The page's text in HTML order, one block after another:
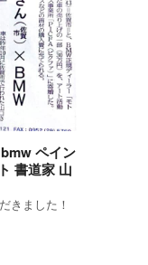
ペイン
書道家 山
きました！